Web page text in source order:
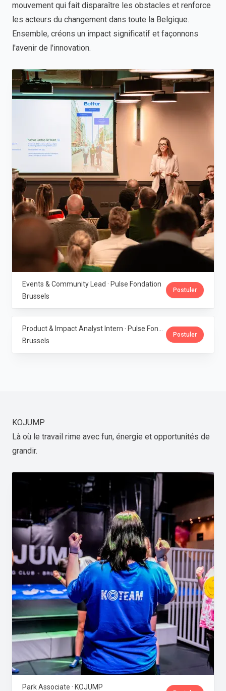
mouvement qui fait disparaître les obstacles et renforce
les acteurs du changement dans toute la Belgique.
Ensemble, créons un impact significatif et façonnons
l'avenir de l'innovation.
Events & Community Lead · Pulse Fondation
Brussels
Postuler
Brussels
Postuler
KOJUMP
Là où le travail rime avec fun, énergie et opportunités de
grandir.
Park Associate · KOJUMP